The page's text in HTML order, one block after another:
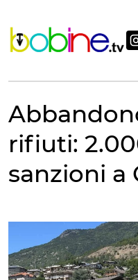
contenuto
rifiuti:
sanzioni a